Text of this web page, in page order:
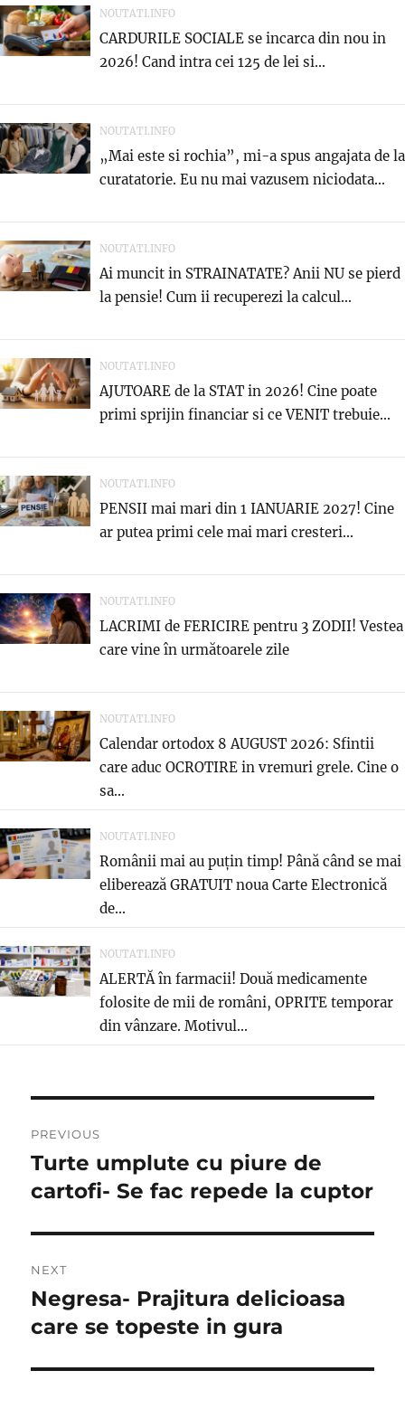
NOUTATI.INFO
CARDURILE SOCIALE se incarca din nou in
2026! Cand intra cei 125 de lei si...
NOUTATI.INFO
„Mai este si rochia”, mi-a spus angajata de la
curatatorie. Eu nu mai vazusem niciodata...
NOUTATI.INFO
Ai muncit in STRAINATATE? Anii NU se pierd
la pensie! Cum ii recuperezi la calcul...
NOUTATI.INFO
AJUTOARE de la STAT in 2026! Cine poate
primi sprijin financiar si ce VENIT trebuie...
NOUTATI.INFO
PENSII mai mari din 1 IANUARIE 2027! Cine
ar putea primi cele mai mari cresteri...
NOUTATI.INFO
LACRIMI de FERICIRE pentru 3 ZODII! Vestea
care vine în următoarele zile
NOUTATI.INFO
Calendar ortodox 8 AUGUST 2026: Sfintii
care aduc OCROTIRE in vremuri grele. Cine o
sa...
NOUTATI.INFO
Românii mai au puțin timp! Până când se mai
eliberează GRATUIT noua Carte Electronică
de...
NOUTATI.INFO
ALERTĂ în farmacii! Două medicamente
folosite de mii de români, OPRITE temporar
din vânzare. Motivul...
navigation
PREVIOUS
Previous
post:
Turte umplute cu piure de
cartofi- Se fac repede la cuptor
NEXT
Next
post:
Negresa- Prajitura delicioasa
care se topeste in gura